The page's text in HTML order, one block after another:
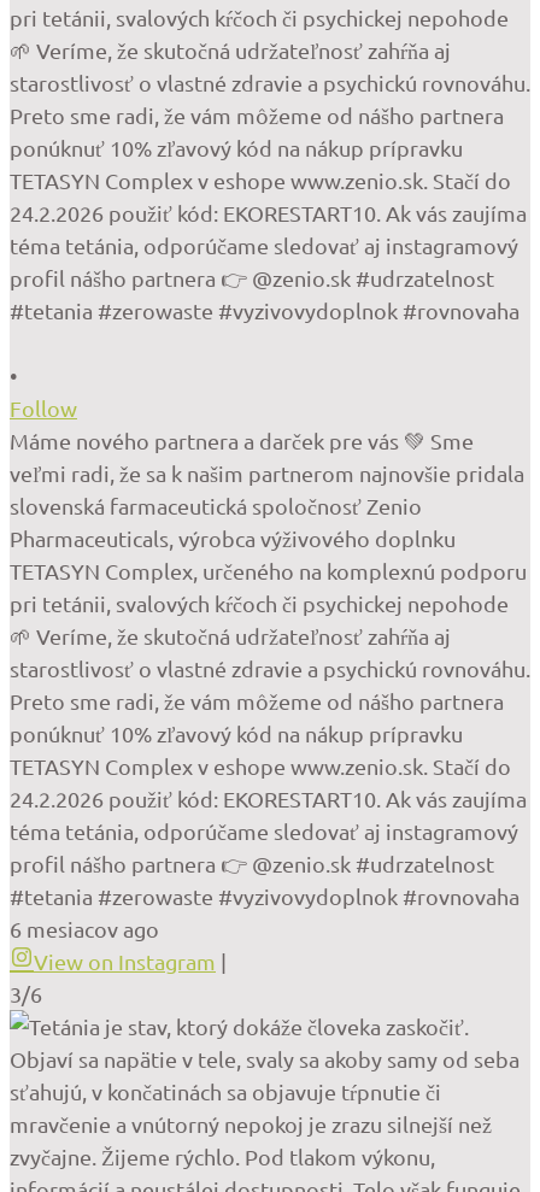
•
Follow
Máme nového partnera a darček pre vás 💚 Sme
veľmi radi, že sa k našim partnerom najnovšie pridala
slovenská farmaceutická spoločnosť Zenio
Pharmaceuticals, výrobca výživového doplnku
TETASYN Complex, určeného na komplexnú podporu
pri tetánii, svalových kŕčoch či psychickej nepohode
🌱 Veríme, že skutočná udržateľnosť zahŕňa aj
starostlivosť o vlastné zdravie a psychickú rovnováhu.
Preto sme radi, že vám môžeme od nášho partnera
ponúknuť 10% zľavový kód na nákup prípravku
TETASYN Complex v eshope www.zenio.sk. Stačí do
24.2.2026 použiť kód: EKORESTART10. Ak vás zaujíma
téma tetánia, odporúčame sledovať aj instagramový
profil nášho partnera 👉 @zenio.sk #udrzatelnost
#tetania #zerowaste #vyzivovydoplnok #rovnovaha
6 mesiacov ago
View on Instagram |
3/6